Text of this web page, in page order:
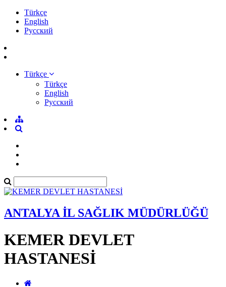
Türkçe
English
Pусский
Türkçe
Türkçe
English
Pусский
ANTALYA İL SAĞLIK MÜDÜRLÜĞÜ
KEMER DEVLET
HASTANESİ